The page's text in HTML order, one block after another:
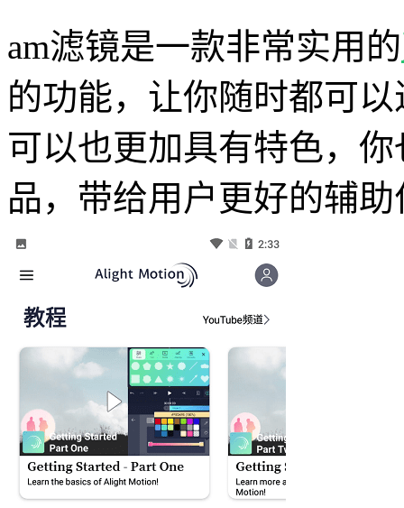
am滤镜是一款非常实用的
的功能，让你随时都可
可以也更加具有特色，
品，带给用户更好的辅